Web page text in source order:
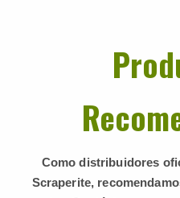
Como distribuidores
Scraperite,